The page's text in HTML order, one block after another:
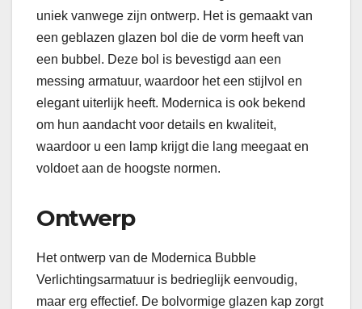
uniek vanwege zijn ontwerp. Het is gemaakt van
een geblazen glazen bol die de vorm heeft van
een bubbel. Deze bol is bevestigd aan een
messing armatuur, waardoor het een stijlvol en
elegant uiterlijk heeft. Modernica is ook bekend
om hun aandacht voor details en kwaliteit,
waardoor u een lamp krijgt die lang meegaat en
voldoet aan de hoogste normen.
Ontwerp
Het ontwerp van de Modernica Bubble
Verlichtingsarmatuur is bedrieglijk eenvoudig,
maar erg effectief. De bolvormige glazen kap zorgt